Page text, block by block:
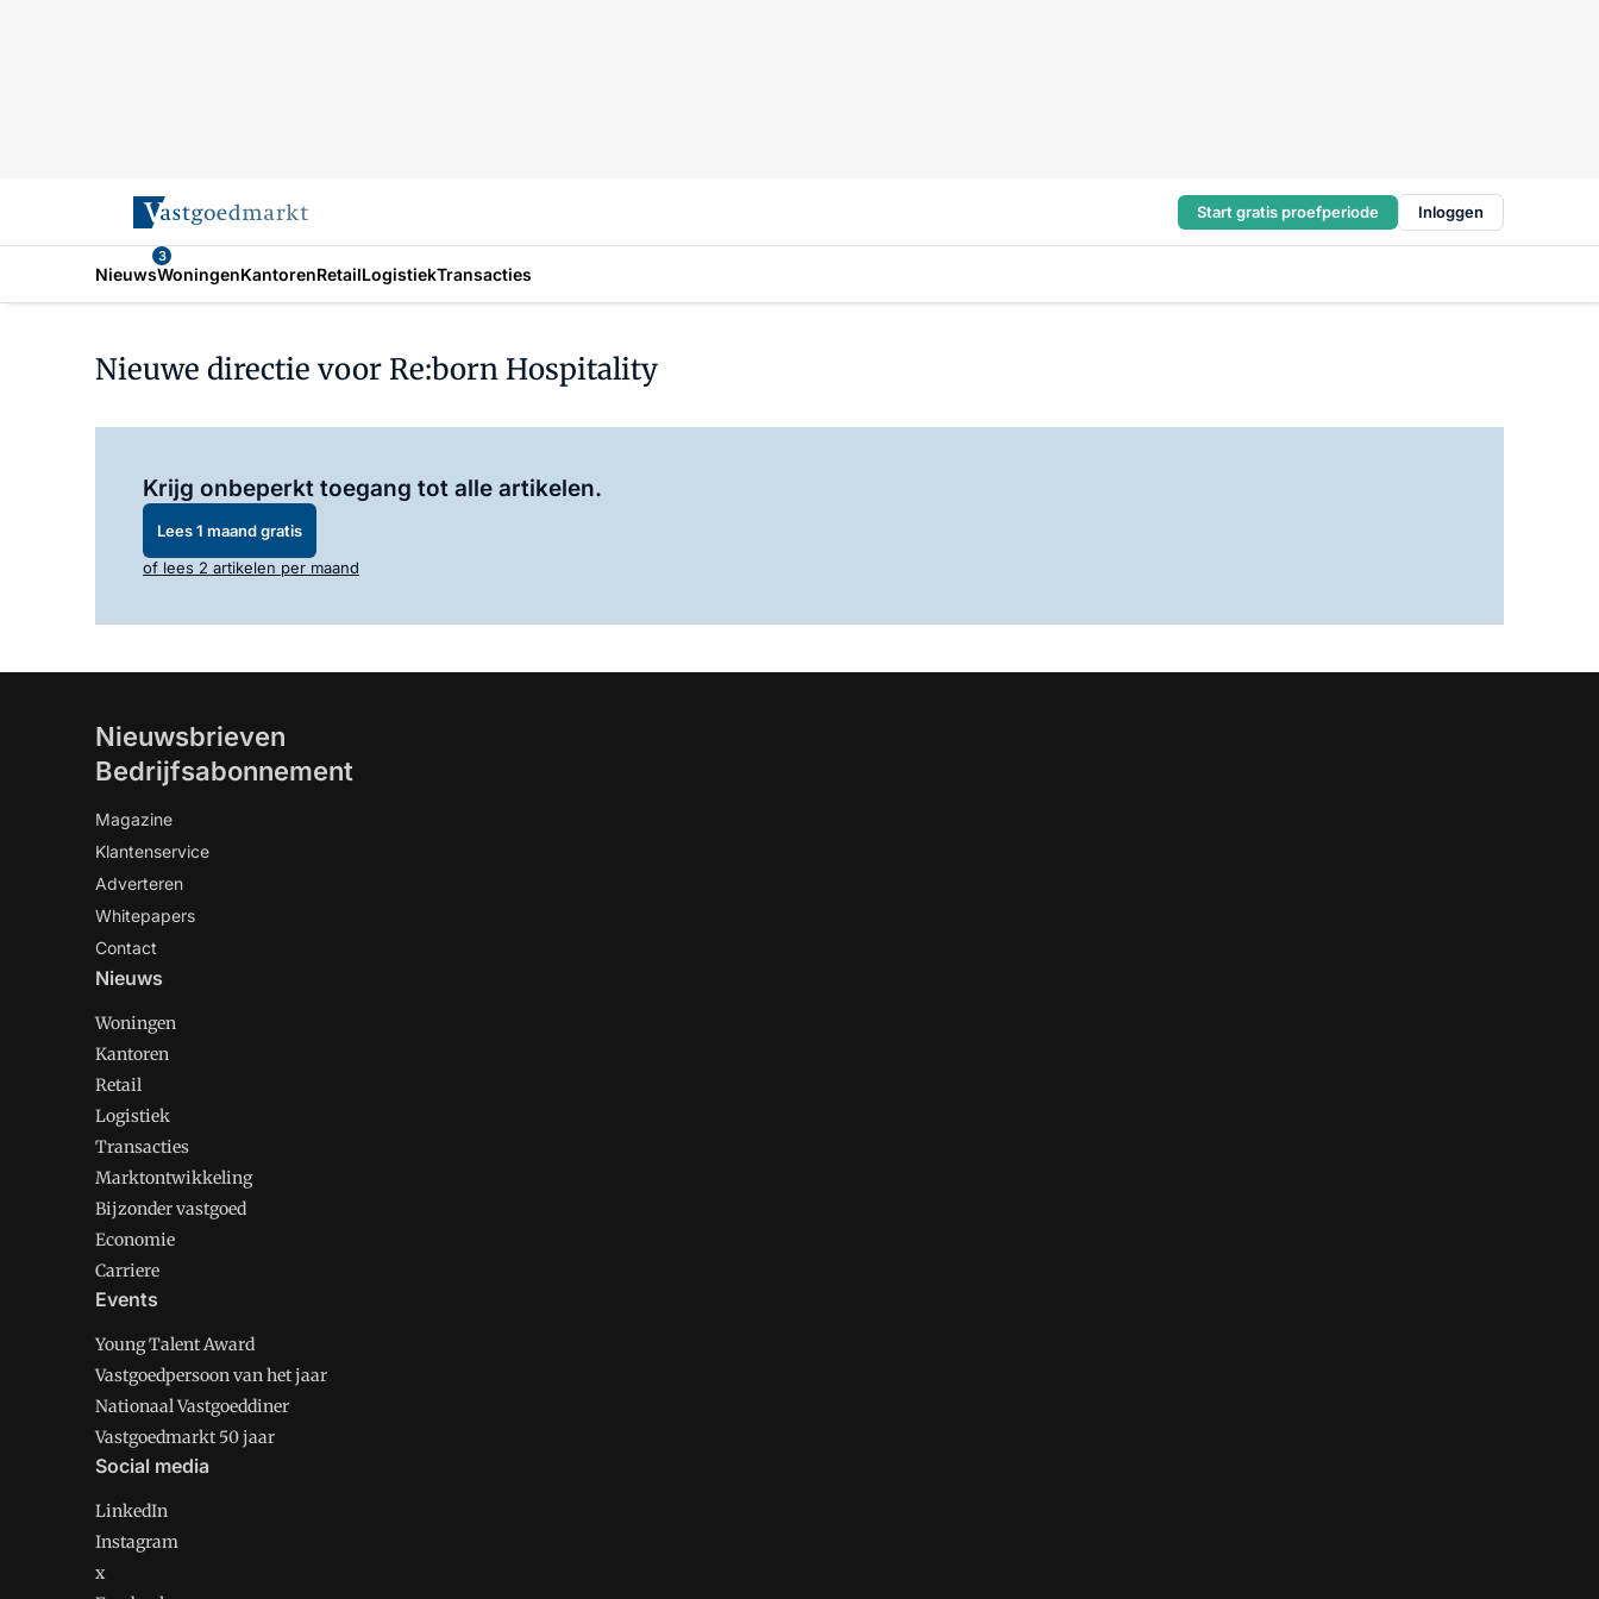
Start gratis proefperiode Inloggen
Nieuws
3
WoningenKantorenRetailLogistiekTransacties
Nieuwe directie voor Re:born Hospitality
Krijg onbeperkt toegang tot alle artikelen.
Lees 1 maand gratis
of lees 2 artikelen per maand
Nieuwsbrieven
Bedrijfsabonnement
Magazine
Klantenservice
Adverteren
Whitepapers
Contact
Nieuws
Woningen
Kantoren
Retail
Logistiek
Transacties
Marktontwikkeling
Bijzonder vastgoed
Economie
Carriere
Events
Young Talent Award
Vastgoedpersoon van het jaar
Nationaal Vastgoeddiner
Vastgoedmarkt 50 jaar
Social media
LinkedIn
Instagram
x